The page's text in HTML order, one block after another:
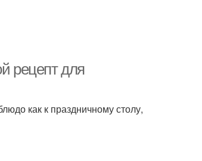
рецепт для
как к праздничному столу,